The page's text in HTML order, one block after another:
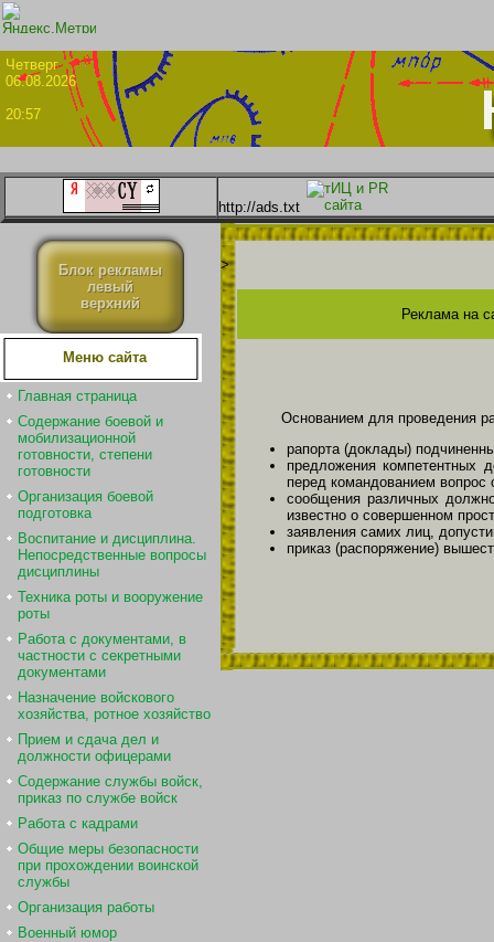
06.08.2026
20:57
http://ads.txt
Блок рекламы
левый
верхний
Меню сайта
Главная страница
Содержание боевой и
мобилизационной
готовности, степени
готовности
Организация боевой
подготовка
Воспитание и дисциплина.
Непосредственные вопросы
дисциплины
Техника роты и вооружение
роты
Работа с документами, в
частности с секретными
документами
Назначение войскового
хозяйства, ротное хозяйство
Прием и сдача дел и
должности офицерами
Содержание службы войск,
приказ по службе войск
Работа с кадрами
Общие меры безопасности
при прохождении воинской
службы
Организация работы
Военный юмор
>
Реклама на
Основанием для проведения
рапорта (доклады)
предложения компетентных
перед командованием вопрос
сообщения различных
известно о совершенном
заявления самих лиц,
приказ (распоряжение)